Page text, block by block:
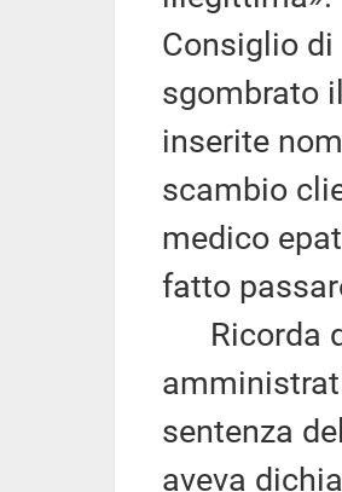
Consiglio
sgombrato
inserite
scambio
medico
fatto
Ricorda
sentenza
aveva